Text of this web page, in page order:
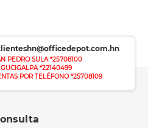
PEDRO SULA *25708100
*22140499
POR TELÉFONO *25708109